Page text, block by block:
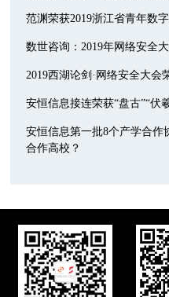
范渊荣获2019浙江省青年数
数世咨询：2019年网络安全
2019西湖论剑·网络安全大会
安恒信息接连荣获“盘古”“伏
安恒信息第一批8个产学合
合作高校？